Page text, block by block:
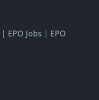
| EPO Jobs | EPO